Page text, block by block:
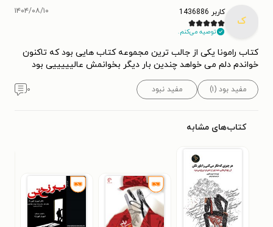
ک
کاربر 1436886
توصیه می‌کنم.
۱۴۰۴/۰۸/۱۰
کتاب رامونا یکی از جالب ترین مجموعه کتاب هایی بود که تاکنون
خواندم دلم می خواهد چندین بار دیگر بخوانمش عالیییییی بود
مفید بود (۱) مفید نبود ۰
کتاب‌های مشابه